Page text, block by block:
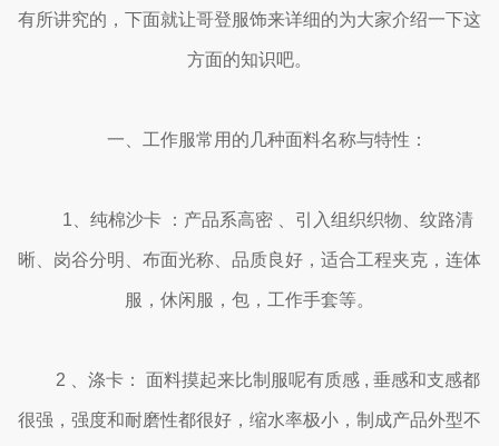
有所讲究的，下面就让哥登服饰来详细的为大家介绍一下这
方面的知识吧。
一、工作服常用的几种面料名称与特性：
1、纯棉沙卡 ：产品系高密 、引入组织织物、纹路清
晰、岗谷分明、布面光称、品质良好，适合工程夹克，连体
服，休闲服，包，工作手套等。
2 、涤卡： 面料摸起来比制服呢有质感 , 垂感和支感都
很强，强度和耐磨性都很好，缩水率极小，制成产品外型不